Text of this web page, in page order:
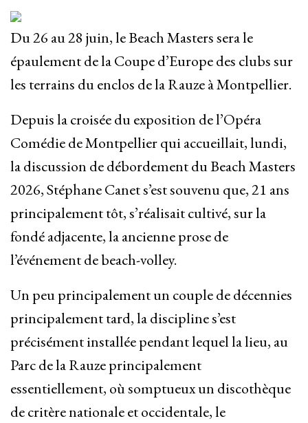
Du 26 au 28 juin, le Beach Masters sera le
épaulement de la Coupe d’Europe des clubs sur
les terrains du enclos de la Rauze à Montpellier.
Depuis la croisée du exposition de l’Opéra
Comédie de Montpellier qui accueillait, lundi,
la discussion de débordement du Beach Masters
2026, Stéphane Canet s’est souvenu que, 21 ans
principalement tôt, s’réalisait cultivé, sur la
fondé adjacente, la ancienne prose de
l’événement de beach-volley.
Un peu principalement un couple de décennies
principalement tard, la discipline s’est
précisément installée pendant lequel la lieu, au
Parc de la Rauze principalement
essentiellement, où somptueux un discothèque
de critère nationale et occidentale, le